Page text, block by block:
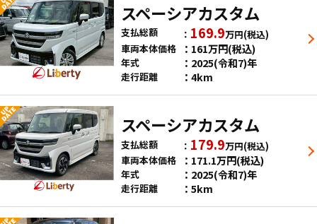
スペーシアカスタム
支払総額 169.9万円(税込)
車両本体価格
161万円(税込)
年式 2025(令和7)年
走行距離 4km
スペーシアカスタム
支払総額 179.9万円(税込)
車両本体価格
171.1万円(税込)
年式 2025(令和7)年
走行距離 5km